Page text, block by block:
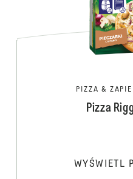
PIZZA &
Pizza
WYŚWIETL